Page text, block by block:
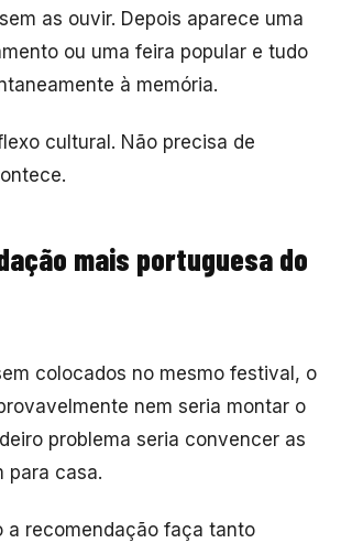
as ouvir. Depois aparece uma
ou uma feira popular e tudo
à memória.
cultural. Não precisa de
mais portuguesa do
colocados no mesmo festival, o
nem seria montar o
problema seria convencer as
para casa.
a recomendação faça tanto